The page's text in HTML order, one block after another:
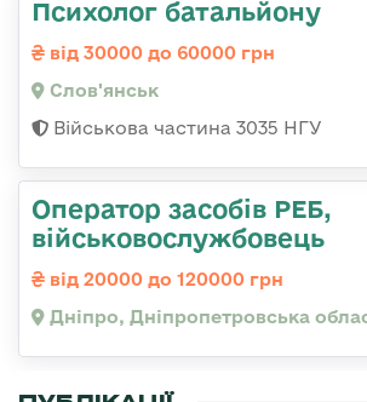
Психолог батальйону
від 30000 до 60000 грн
Слов'янськ
Військова частина 3035 НГУ
Оператор засобів РЕБ,
військовослужбовець
від 20000 до 120000 грн
Дніпро, Дніпропетровська